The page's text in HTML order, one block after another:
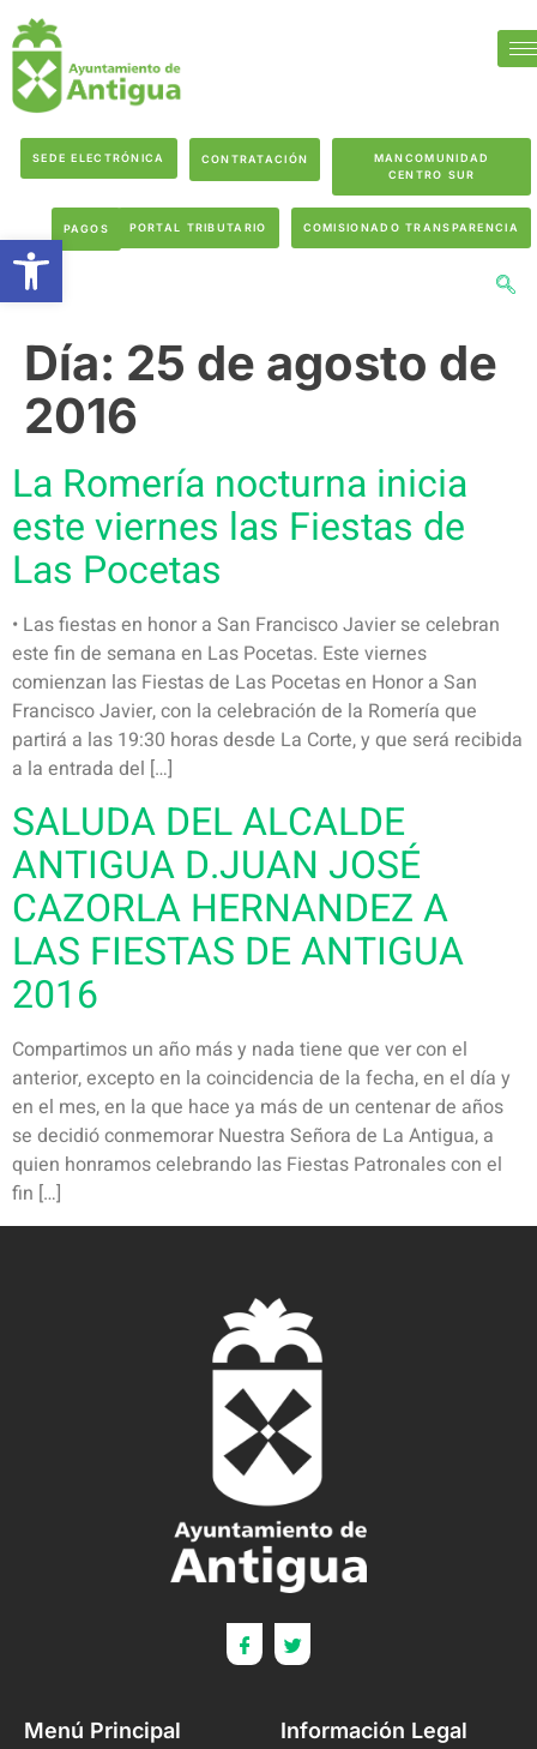
SEDE ELECTRÓNICA CONTRATACIÓN
MANCOMUNIDAD
CENTRO SUR
PAGOS PORTAL TRIBUTARIO COMISIONADO TRANSPARENCIA
Día: 25 de agosto de
2016
La Romería nocturna inicia
este viernes las Fiestas de
Las Pocetas
• Las fiestas en honor a San Francisco Javier se celebran
este fin de semana en Las Pocetas. Este viernes
comienzan las Fiestas de Las Pocetas en Honor a San
Francisco Javier, con la celebración de la Romería que
partirá a las 19:30 horas desde La Corte, y que será recibida
a la entrada del […]
SALUDA DEL ALCALDE
ANTIGUA D.JUAN JOSÉ
CAZORLA HERNANDEZ A
LAS FIESTAS DE ANTIGUA
2016
Compartimos un año más y nada tiene que ver con el
anterior, excepto en la coincidencia de la fecha, en el día y
en el mes, en la que hace ya más de un centenar de años
se decidió conmemorar Nuestra Señora de La Antigua, a
quien honramos celebrando las Fiestas Patronales con el
fin […]
Menú Principal Información Legal
Abrir barra de herramientas